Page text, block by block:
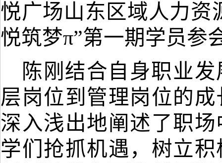
悦广场山东区域人力资
悦筑梦π”第一期学员参
陈刚结合自身职业
层岗位到管理岗位的
深入浅出地阐述了职
学们 抢抓机遇， 树立